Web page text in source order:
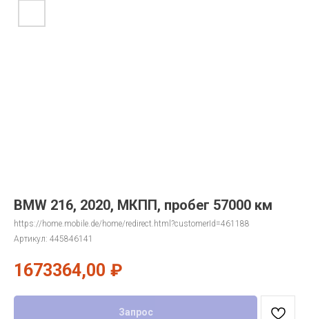
BMW 216, 2020, МКПП, пробег 57000 км
https://home.mobile.de/home/redirect.html?customerId=461188
Артикул: 445846141
1673364,00 ₽
Запрос